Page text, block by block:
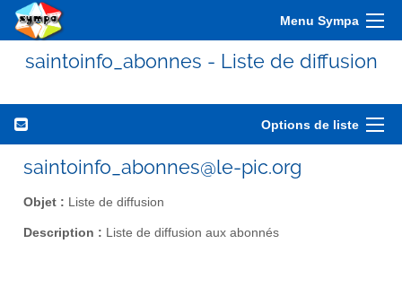
Menu Sympa
saintoinfo_abonnes - Liste de diffusion
Options de liste
saintoinfo_abonnes@le-pic.org
Objet : Liste de diffusion
Description : Liste de diffusion aux abonnés